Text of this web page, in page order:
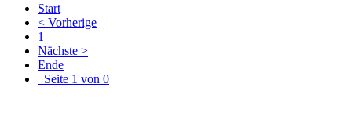
Start
< Vorherige
1
Nächste >
Ende
Seite 1 von 0